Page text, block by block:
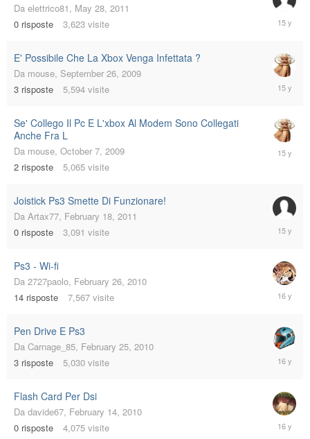
Da elettrico81, May 28, 2011
0 risposte 3,623 visite
May
28,
E' Possibile Che La Xbox Venga Infettata ?
Da mouse, September 26, 2009
3 risposte 5,594 visite
February
18,
Se' Collego Il Pc E L'xbox Al Modem Sono Collegati
Anche Fra L
Da mouse, October 7, 2009
2 risposte 5,065 visite
February
18,
Joistick Ps3 Smette Di Funzionare!
Da Artax77, February 18, 2011
0 risposte 3,091 visite
February
18,
Ps3 - Wi-fi
Da 2727paolo, February 26, 2010
14 risposte 7,567 visite
March
25,
Pen Drive E Ps3
Da Carnage_85, February 25, 2010
3 risposte 5,030 visite
February
25,
Flash Card Per Dsi
Da davide67, February 14, 2010
0 risposte 4,075 visite
February
14,